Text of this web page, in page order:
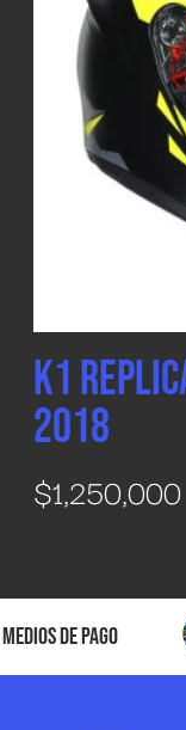
K1
2018
$1,250,000
de pago